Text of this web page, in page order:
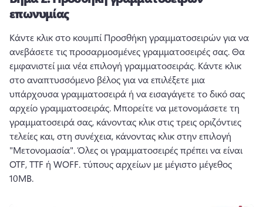
επωνυμίας
Κάντε κλικ στο κουμπί Προσθήκη γραμματοσειρών για να
ανεβάσετε τις προσαρμοσμένες γραμματοσειρές σας. Θα
εμφανιστεί μια νέα επιλογή γραμματοσειράς. Κάντε κλικ
στο αναπτυσσόμενο βέλος για να επιλέξετε μια
υπάρχουσα γραμματοσειρά ή να εισαγάγετε το δικό σας
αρχείο γραμματοσειράς. Μπορείτε να μετονομάσετε τη
γραμματοσειρά σας, κάνοντας κλικ στις τρεις οριζόντιες
τελείες και, στη συνέχεια, κάνοντας κλικ στην επιλογή
"Μετονομασία". Όλες οι γραμματοσειρές πρέπει να είναι
OTF, TTF ή WOFF. τύπους αρχείων με μέγιστο μέγεθος
10MB.